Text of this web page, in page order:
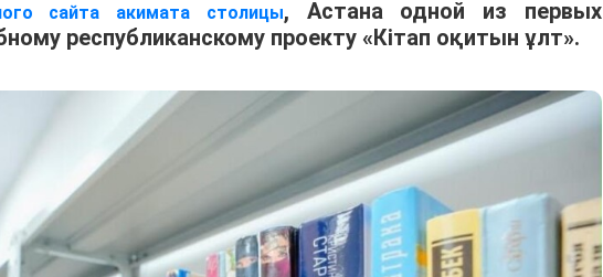
сайта акимата столицы, Астана одной из первых
республиканскому проекту «Кітап оқитын ұлт».